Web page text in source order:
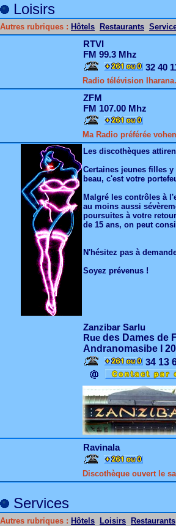
Loisirs
Autres rubriques : Hôtels Restaurants
RTVI
FM 99.3 Mhz
32 40
Radio télévision Iharana.
ZFM
FM 107.00 Mhz
Ma Radio préférée
Les discothèques
Certaines jeunes filles
beau, c'est votre
Malgré les contrôles à
au moins aussi
poursuites à votre
de 15 ans, on peut
N'hésitez pas à
Soyez prévenus !
Zanzibar Sarlu
Rue des Dames de
Andranomasibe I
34 13
Ravinala
Discothèque ouvert le
Services
Autres rubriques : Hôtels Loisirs Restaurants